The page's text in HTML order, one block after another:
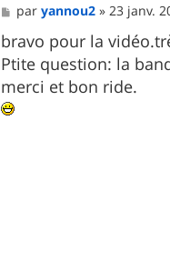
M
e
s
s
a
g
e
paryannou2 »23 janv.
bravo pour la
Ptite question: la
merci et bon ride.